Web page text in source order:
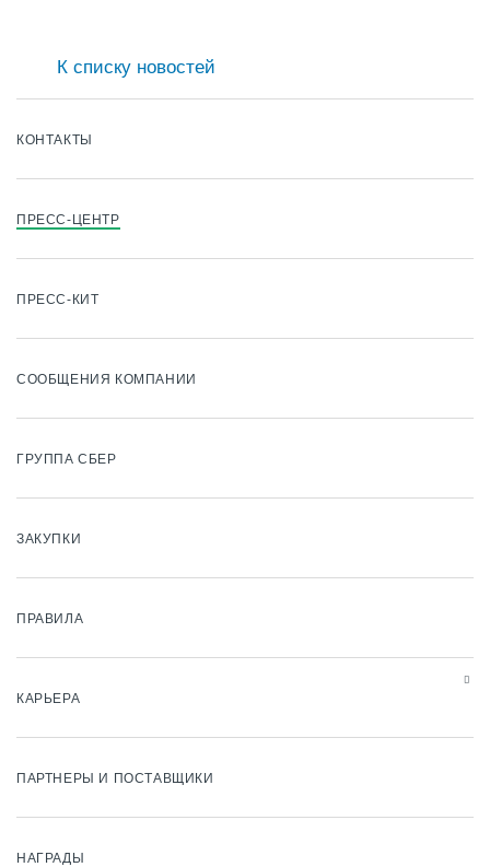
КОНТАКТЫ
ПРЕСС-ЦЕНТР
ПРЕСС-КИТ
СООБЩЕНИЯ КОМПАНИИ
ГРУППА СБЕР
ЗАКУПКИ
ПРАВИЛА
КАРЬЕРА
ПАРТНЕРЫ И ПОСТАВЩИКИ
НАГРАДЫ
К списку новостей